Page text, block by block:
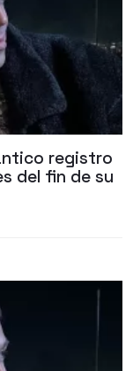
registro
del fin de su